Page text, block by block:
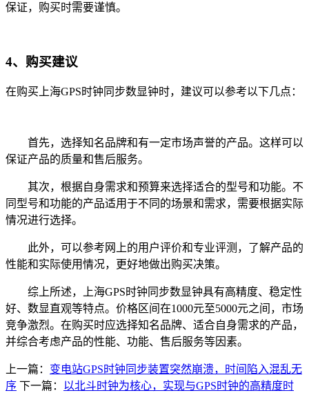
保证，购买时需要谨慎。
4、购买建议
在购买上海GPS时钟同步数显钟时，建议可以参考以下几点：
首先，选择知名品牌和有一定市场声誉的产品。这样可以
保证产品的质量和售后服务。
其次，根据自身需求和预算来选择适合的型号和功能。不
同型号和功能的产品适用于不同的场景和需求，需要根据实际
情况进行选择。
此外，可以参考网上的用户评价和专业评测，了解产品的
性能和实际使用情况，更好地做出购买决策。
综上所述，上海GPS时钟同步数显钟具有高精度、稳定性
好、数显直观等特点。价格区间在1000元至5000元之间，市场
竞争激烈。在购买时应选择知名品牌、适合自身需求的产品，
并综合考虑产品的性能、功能、售后服务等因素。
上一篇： 变电站GPS时钟同步装置突然崩溃，时间陷入混乱无
序 下一篇： 以北斗时钟为核心，实现与GPS时钟的高精度时